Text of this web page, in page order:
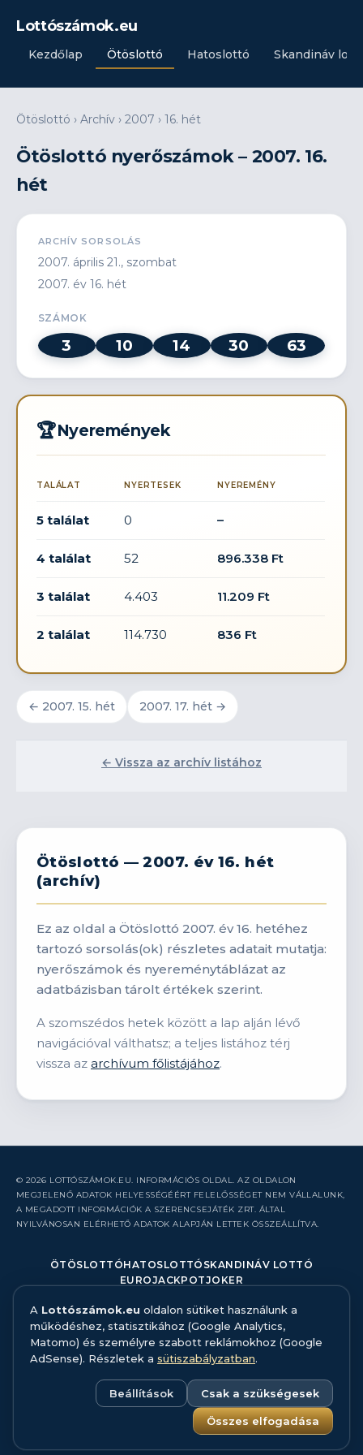
Lottószámok.eu
Kezdőlap Ötöslottó Hatoslottó Skandináv
Ötöslottó › Archív › 2007 › 16. hét
Ötöslottó nyerőszámok – 2007. 16.
hét
ARCHÍV SORSOLÁS
2007. április 21., szombat
2007. év 16. hét
SZÁMOK
3 10 14 30 63
🏆Nyeremények
TALÁLAT NYERTESEK NYEREMÉNY
5 találat 0 –
4 találat 52 896.338 Ft
3 találat 4.403 11.209 Ft
2 találat 114.730 836 Ft
← 2007. 15. hét 2007. 17. hét →
← Vissza az archív listához
Ötöslottó — 2007. év 16. hét
(archív)
Ez az oldal a Ötöslottó 2007. év 16. hetéhez
tartozó sorsolás(ok) részletes adatait mutatja:
nyerőszámok és nyereménytáblázat az
adatbázisban tárolt értékek szerint.
A szomszédos hetek között a lap alján lévő
navigációval válthatsz; a teljes listához térj
vissza az archívum főlistájához.
© 2026 LOTTÓSZÁMOK.EU. INFORMÁCIÓS OLDAL. AZ OLDALON
MEGJELENŐ ADATOK HELYESSÉGÉÉRT FELELŐSSÉGET NEM VÁLLALUNK,
A MEGADOTT INFORMÁCIÓK A SZERENCSEJÁTÉK ZRT. ÁLTAL
NYILVÁNOSAN ELÉRHETŐ ADATOK ALAPJÁN LETTEK ÖSSZEÁLLÍTVA.
ÖTÖSLOTTÓHATOSLOTTÓ SKANDINÁV LOTTÓ
EUROJACKPOTJOKER
RÓLUNK
KAPCSOLAT
HIBABEJELENTÉS
ADATFORRÁS ÉS MÓDSZERTAN
ADATKEZELÉS
SÜTISZABÁLYZAT
A Lottószámok.eu oldalon sütiket használunk a
működéshez, statisztikához (Google Analytics,
Matomo) és személyre szabott reklámokhoz (Google
AdSense). Részletek a sütiszabályzatban.
Beállítások Csak a szükségesek
Összes elfogadása